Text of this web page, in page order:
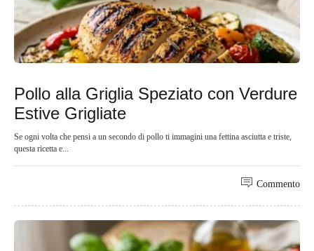
Pollo alla Griglia Speziato con Verdure
Estive Grigliate
Se ogni volta che pensi a un secondo di pollo ti immagini una fettina asciutta e triste,
questa ricetta e...
Commento